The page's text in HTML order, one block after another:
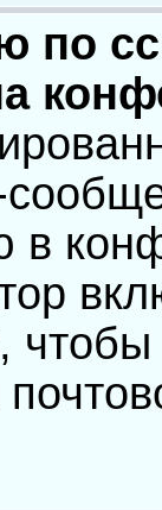
по
в
чтобы